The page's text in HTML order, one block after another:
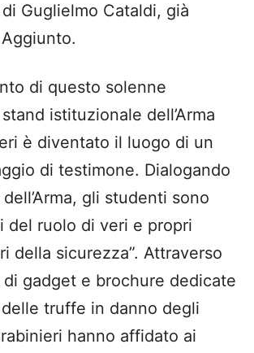
Guglielmo Cataldi, già
di questo solenne
istituzionale dell’Arma
è diventato il luogo di un
di testimone. Dialogando
gli studenti sono
del ruolo di veri e propri
della sicurezza”. Attraverso
di gadget e brochure dedicate
truffe in danno degli
hanno affidato ai